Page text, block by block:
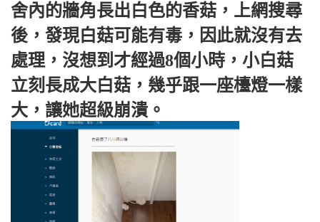
舍內的牆角長出白色的香菇，上網搜尋
後，發現白菇可能有毒，因此就沒有去
處理，沒想到才經過8個小時，小白菇
立刻長成大白菇，幾乎跟一座檯燈一樣
大，讓她超級崩潰。